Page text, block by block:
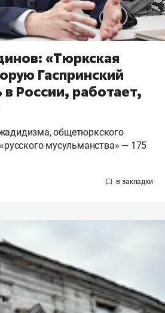
«Тюркская
Гаспринский
России, работает,
общетюркского
мусульманства» — 175